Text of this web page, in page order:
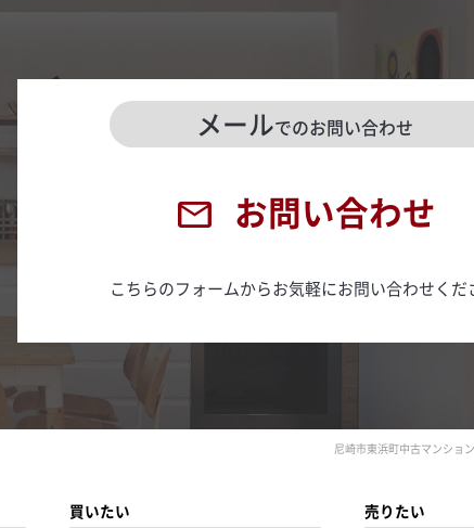
メールでのお問い合わせ
お問い合わせ
こちらのフォームからお気軽にお問い合わせくだ
尼崎市東浜町中古マンショ
買いたい 売りたい